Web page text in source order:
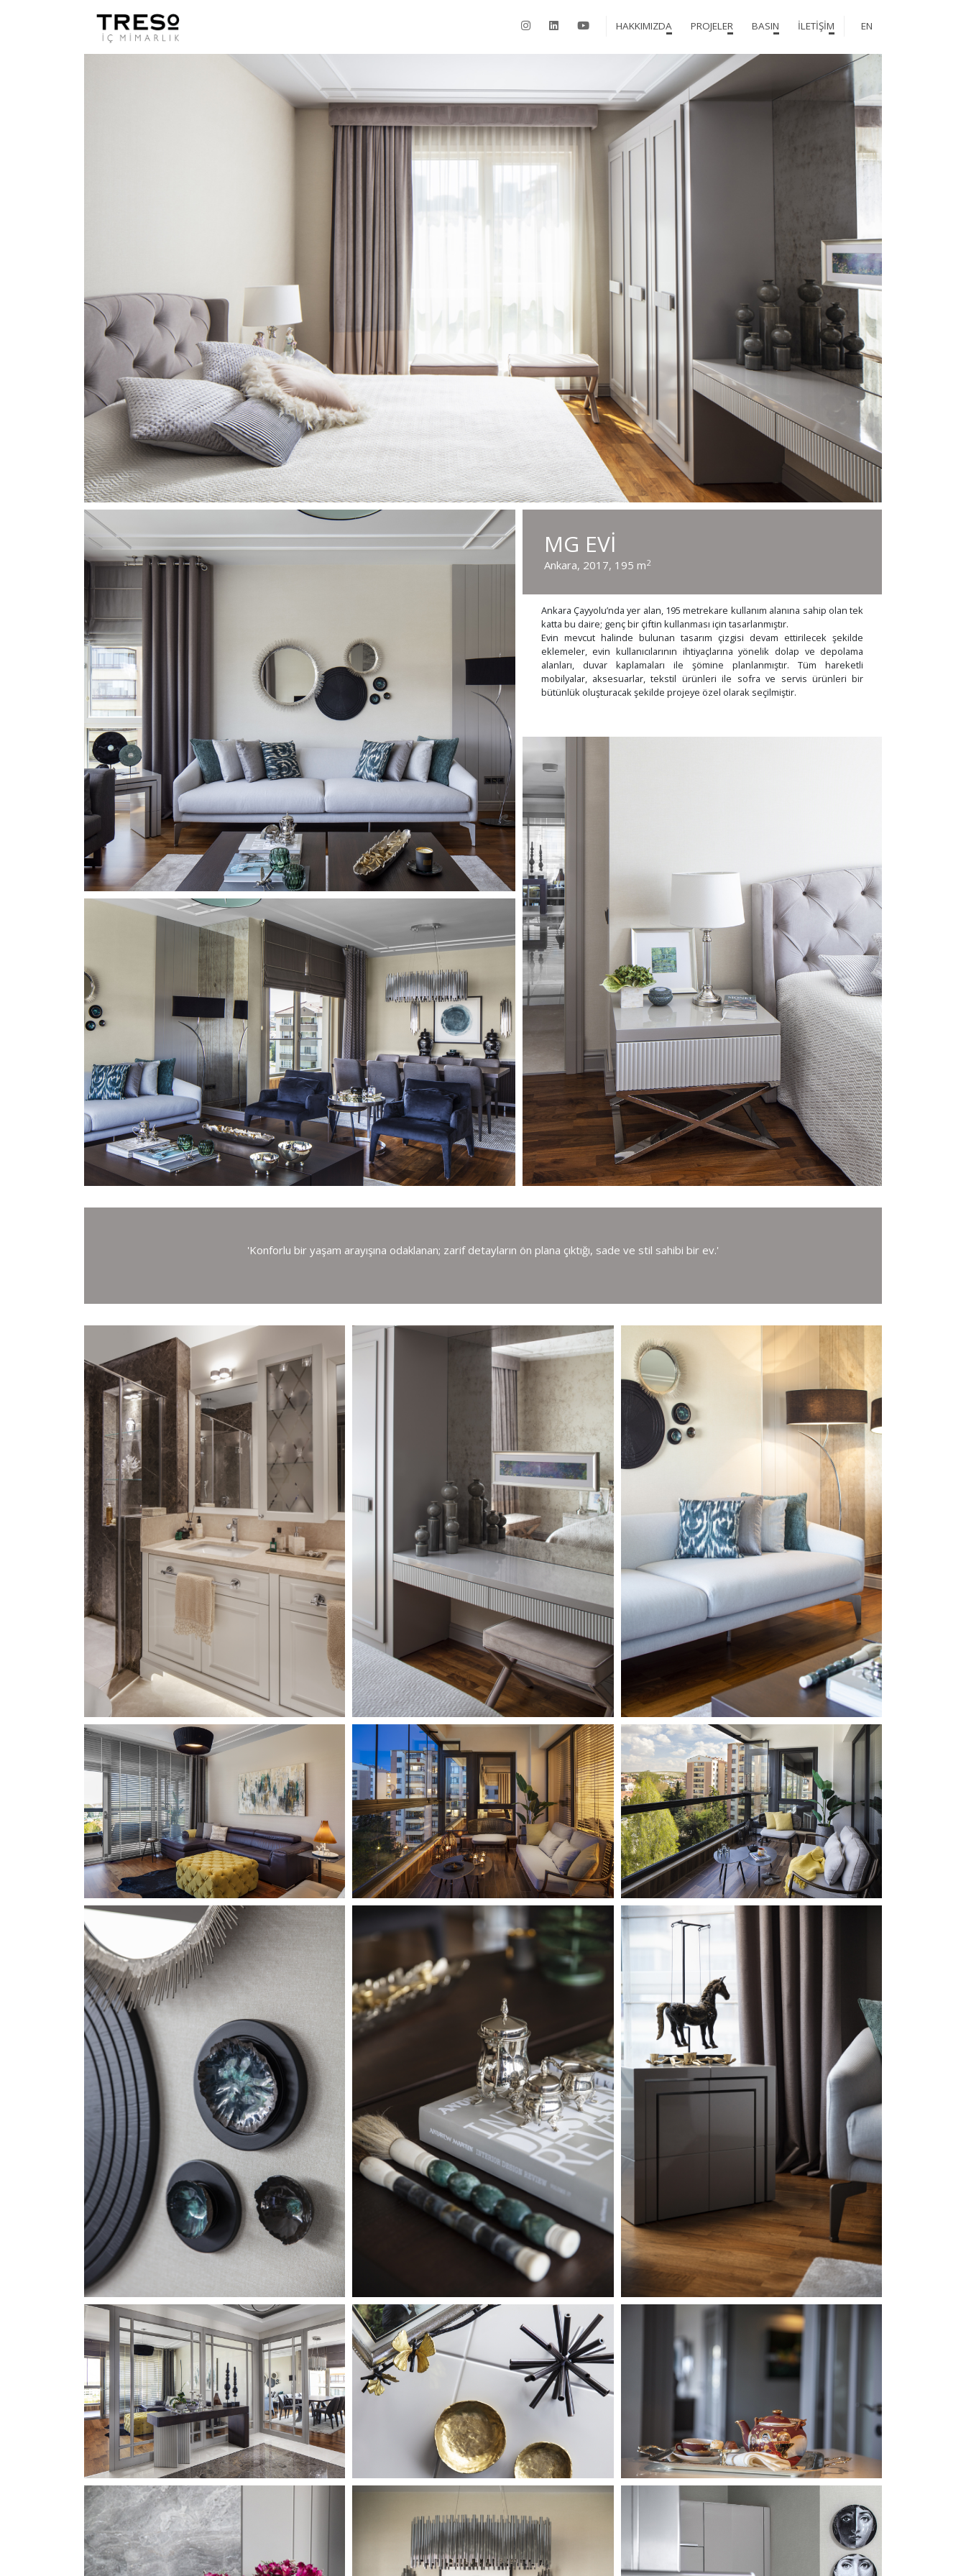
HAKKIMIZDA PROJELER BASIN İLETİŞİM EN
MG EVİ
Ankara, 2017, 195 m2
Ankara Çayyolu’nda yer alan, 195 metrekare kullanım alanına sahip olan tek
katta bu daire; genç bir çiftin kullanması için tasarlanmıştır.
Evin mevcut halinde bulunan tasarım çizgisi devam ettirilecek şekilde
eklemeler, evin kullanıcılarının ihtiyaçlarına yönelik dolap ve depolama
alanları, duvar kaplamaları ile şömine planlanmıştır. Tüm hareketli
mobilyalar, aksesuarlar, tekstil ürünleri ile sofra ve servis ürünleri bir
bütünlük oluşturacak şekilde projeye özel olarak seçilmiştir.
'Konforlu bir yaşam arayışına odaklanan; zarif detayların ön plana çıktığı, sade ve stil sahibi bir ev.'